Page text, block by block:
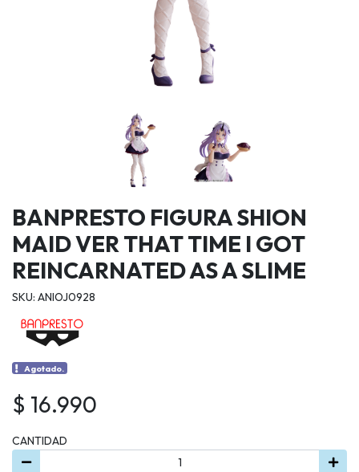
BANPRESTO FIGURA SHION
MAID VER THAT TIME I GOT
REINCARNATED AS A SLIME
SKU: ANIOJ0928
Agotado.
$ 16.990
CANTIDAD